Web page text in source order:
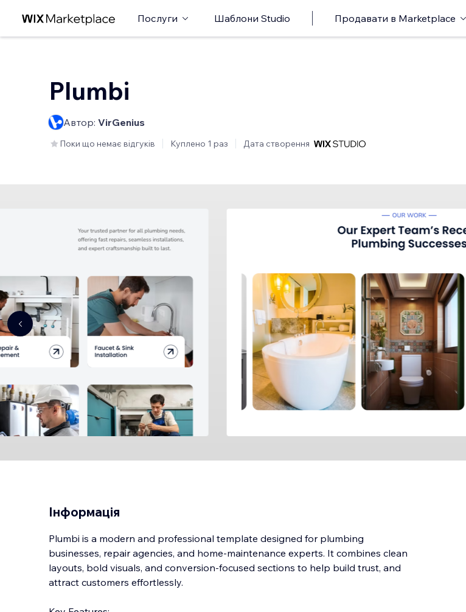
Послуги Шаблони Studio Продавати в Marketplace
Plumbi
Автор: VirGenius
Поки що немає відгуків Куплено 1 раз Дата створення
Інформація
Plumbi is a modern and professional template designed for plumbing
businesses, repair agencies, and home-maintenance experts. It combines clean
layouts, bold visuals, and conversion-focused sections to help build trust, and
attract customers effortlessly.